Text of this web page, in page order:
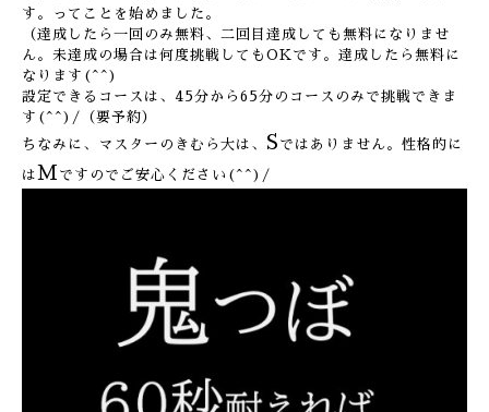
す。ってことを始めました。
（達成したら一回のみ無料、二回目達成しても無料になりませ
ん。未達成の場合は何度挑戦してもOKです。達成したら無料に
なります(^^)
設定できるコースは、45分から65分のコースのみで挑戦できま
す(^^)/（要予約）
ちなみに、マスターのきむら大は、 S ではありません。性格的に
はM ですのでご安心ください(^^)/